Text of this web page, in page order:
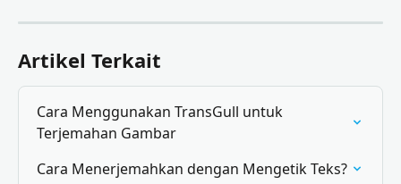
Artikel Terkait
Cara Menggunakan TransGull untuk
Terjemahan Gambar
Cara Menerjemahkan dengan Mengetik Teks?